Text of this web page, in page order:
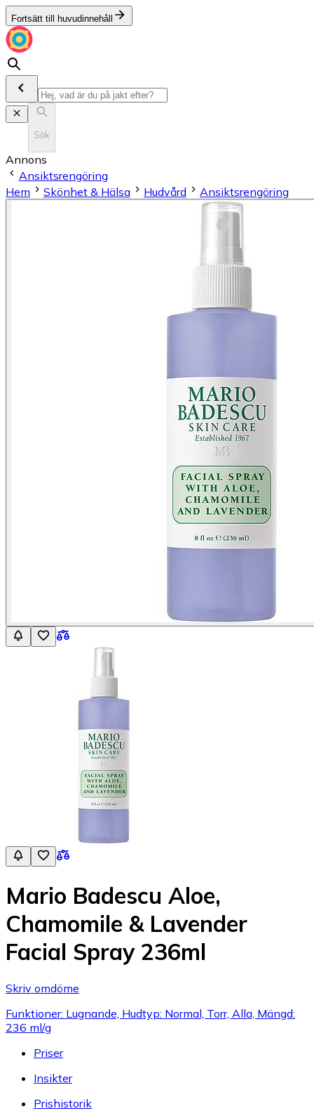
Fortsätt till huvudinnehåll
Sök
Annons
Ansiktsrengöring
Hem
Skönhet & Hälsa Hudvård Ansiktsrengöring
Mario Badescu Aloe,
Chamomile & Lavender
Facial Spray 236ml
Skriv omdöme
Funktioner: Lugnande, Hudtyp: Normal, Torr, Alla, Mängd:
236 ml/g
Priser
Insikter
Prishistorik